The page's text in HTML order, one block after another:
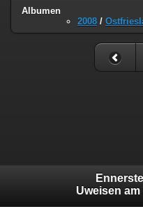
Albumen
2008 /
Uweisen am